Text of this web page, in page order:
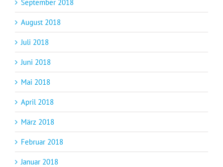
September 2018
August 2018
Juli 2018
Juni 2018
Mai 2018
April 2018
März 2018
Februar 2018
Januar 2018